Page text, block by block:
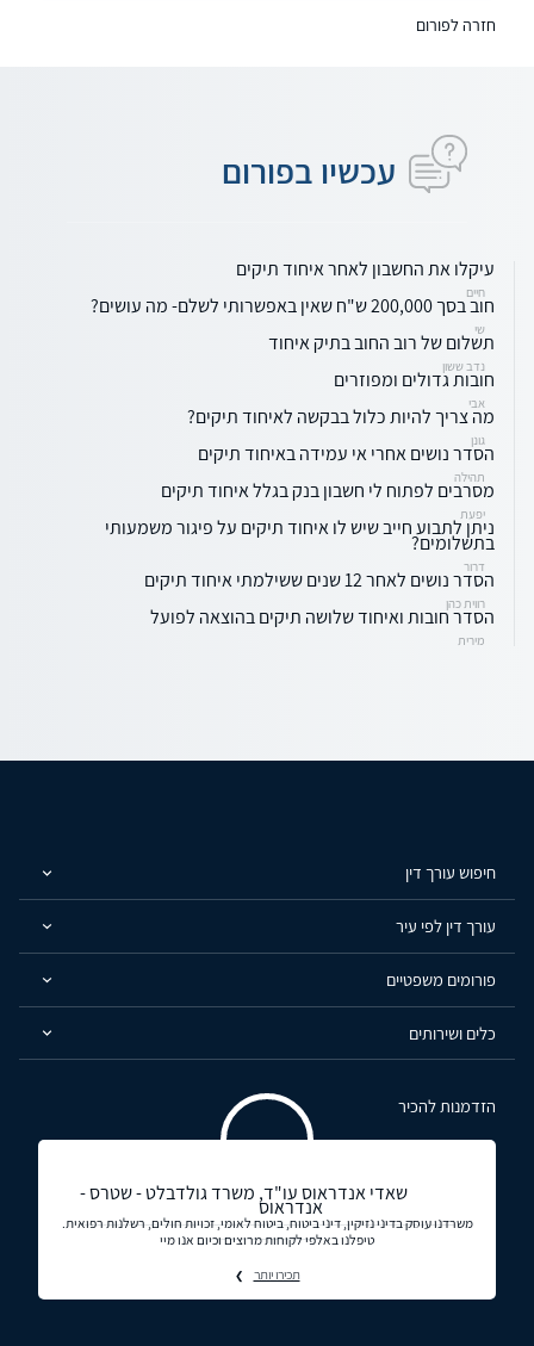
חזרה לפורום
עכשיו בפורום
עיקלו את החשבון לאחר איחוד תיקים
חיים
חוב בסך 200,000 ש"ח שאין באפשרותי לשלם- מה עושים?
שי
תשלום של רוב החוב בתיק איחוד
נדב ששון
חובות גדולים ומפוזרים
אבי
מה צריך להיות כלול בבקשה לאיחוד תיקים?
גונן
הסדר נושים אחרי אי עמידה באיחוד תיקים
תהילה
מסרבים לפתוח לי חשבון בנק בגלל איחוד תיקים
יפעת
ניתן לתבוע חייב שיש לו איחוד תיקים על פיגור משמעותי
בתשלומים?
דרור
הסדר נושים לאחר 12 שנים ששילמתי איחוד תיקים
רווית כהן
הסדר חובות ואיחוד שלושה תיקים בהוצאה לפועל
מירית
חיפוש עורך דין
עורך דין לפי עיר
פורומים משפטיים
כלים ושירותים
הזדמנות להכיר
שאדי אנדראוס עו"ד, משרד גולדבלט - שטרס -
אנדראוס
משרדנו עוסק בדיני נזיקין, דיני ביטוח, ביטוח לאומי, זכויות חולים, רשלנות רפואית.
טיפלנו באלפי לקוחות מרוצים וכיום אנו מיי
תכירו יותר